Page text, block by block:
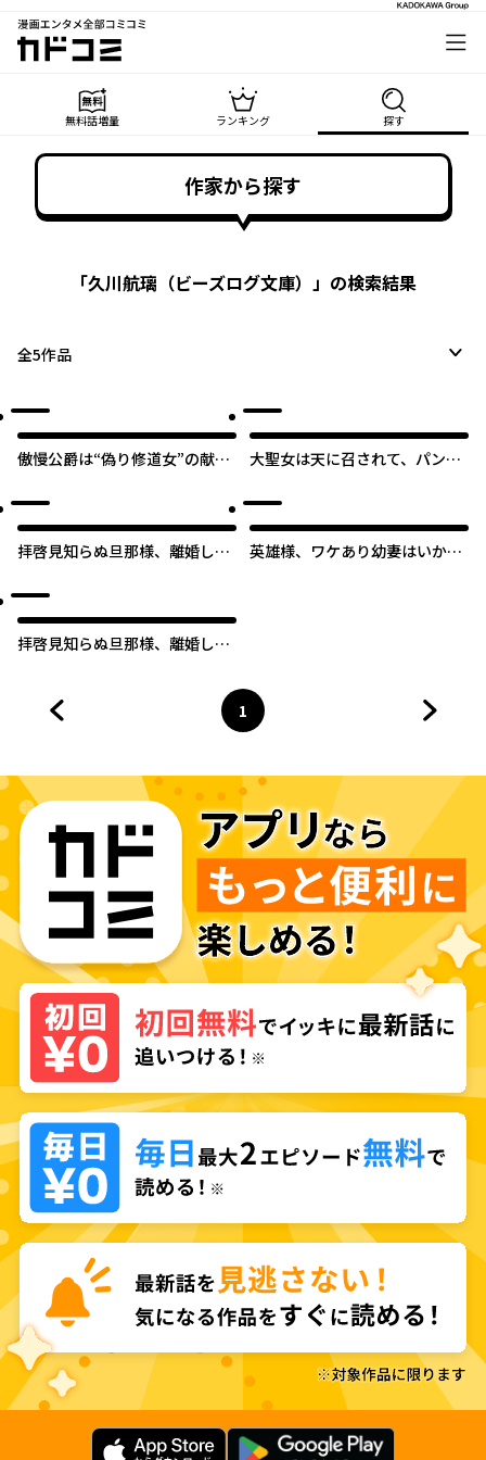
漫画エンタメ全部コミコミ
カドコミ
無料話増量 ランキング 探す
作家から探す
「久川航璃（ビーズログ文庫） 」の検索結果
全5作品
傲慢公爵は“偽り修道女”の献身
大聖女は天に召されて、パン屋
拝啓見知らぬ旦那様、離婚して
英雄様、ワケあり幼妻はいかが
拝啓見知らぬ旦那様、離婚して
ページ
1
へ